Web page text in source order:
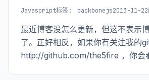
Javascript标签: backbonejs2013-11-22
最近博客没怎么更新，但这不表示
了。正好相反，如果你有关注我的
http://github.com/the5fire ，你会